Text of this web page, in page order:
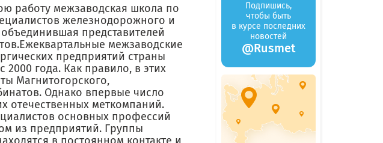
работу межзаводская школа по
железнодорожного и
представителей
межзаводские
предприятий страны
года. Как правило, в этих
Магнитогорского,
Однако впервые число
отечественных меткомпаний.
основных профессий
из предприятий. Группы
Подпишись,
чтобы быть
в курсе последних
новостей
@Rusmet